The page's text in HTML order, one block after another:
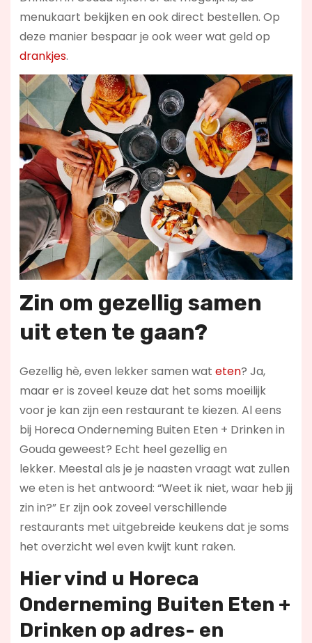
menukaart bekijken en ook direct bestellen. Op
deze manier bespaar je ook weer wat geld op
drankjes.
Zin om gezellig samen
uit eten te gaan?
Gezellig hè, even lekker samen wat eten? Ja,
maar er is zoveel keuze dat het soms moeilijk
voor je kan zijn een restaurant te kiezen. Al eens
bij Horeca Onderneming Buiten Eten + Drinken in
Gouda geweest? Echt heel gezellig en
lekker. Meestal als je je naasten vraagt wat zullen
we eten is het antwoord: “Weet ik niet, waar heb jij
zin in?” Er zijn ook zoveel verschillende
restaurants met uitgebreide keukens dat je soms
het overzicht wel even kwijt kunt raken.
Hier vind u Horeca
Onderneming Buiten Eten +
Drinken op adres- en